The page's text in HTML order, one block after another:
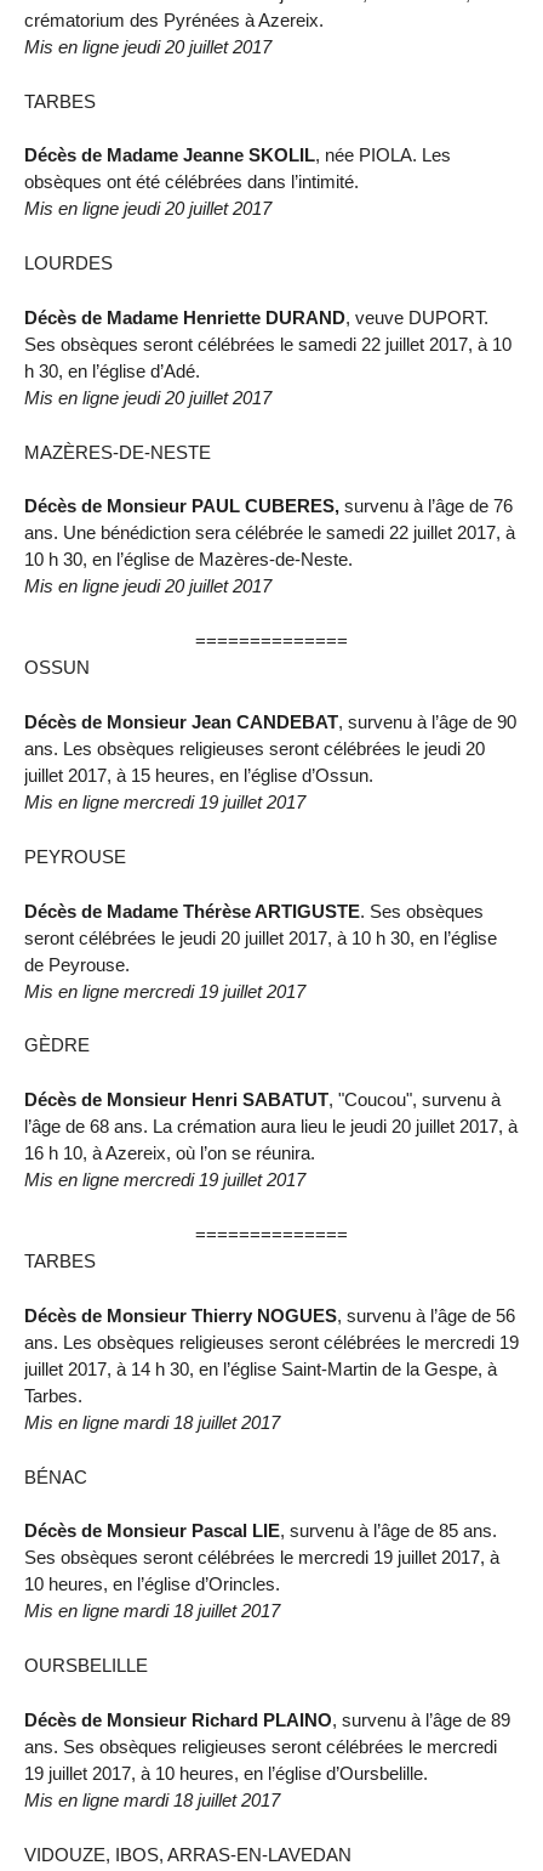
crématorium des Pyrénées à Azereix.
Mis en ligne jeudi 20 juillet 2017
TARBES
Décès de Madame Jeanne SKOLIL, née PIOLA. Les
obsèques ont été célébrées dans l’intimité.
Mis en ligne jeudi 20 juillet 2017
LOURDES
Décès de Madame Henriette DURAND, veuve DUPORT.
Ses obsèques seront célébrées le samedi 22 juillet 2017, à 10
h 30, en l’église d’Adé.
Mis en ligne jeudi 20 juillet 2017
MAZÈRES-DE-NESTE
Décès de Monsieur PAUL CUBERES, survenu à l’âge de 76
ans. Une bénédiction sera célébrée le samedi 22 juillet 2017, à
10 h 30, en l’église de Mazères-de-Neste.
Mis en ligne jeudi 20 juillet 2017
==============
OSSUN
Décès de Monsieur Jean CANDEBAT, survenu à l’âge de 90
ans. Les obsèques religieuses seront célébrées le jeudi 20
juillet 2017, à 15 heures, en l’église d’Ossun.
Mis en ligne mercredi 19 juillet 2017
PEYROUSE
Décès de Madame Thérèse ARTIGUSTE. Ses obsèques
seront célébrées le jeudi 20 juillet 2017, à 10 h 30, en l’église
de Peyrouse.
Mis en ligne mercredi 19 juillet 2017
GÈDRE
Décès de Monsieur Henri SABATUT, "Coucou", survenu à
l’âge de 68 ans. La crémation aura lieu le jeudi 20 juillet 2017, à
16 h 10, à Azereix, où l’on se réunira.
Mis en ligne mercredi 19 juillet 2017
==============
TARBES
Décès de Monsieur Thierry NOGUES, survenu à l’âge de 56
ans. Les obsèques religieuses seront célébrées le mercredi 19
juillet 2017, à 14 h 30, en l’église Saint-Martin de la Gespe, à
Tarbes.
Mis en ligne mardi 18 juillet 2017
BÉNAC
Décès de Monsieur Pascal LIE, survenu à l’âge de 85 ans.
Ses obsèques seront célébrées le mercredi 19 juillet 2017, à
10 heures, en l’église d’Orincles.
Mis en ligne mardi 18 juillet 2017
OURSBELILLE
Décès de Monsieur Richard PLAINO, survenu à l’âge de 89
ans. Ses obsèques religieuses seront célébrées le mercredi
19 juillet 2017, à 10 heures, en l’église d’Oursbelille.
Mis en ligne mardi 18 juillet 2017
VIDOUZE, IBOS, ARRAS-EN-LAVEDAN